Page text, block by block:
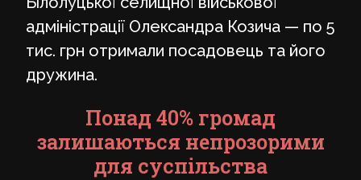
адміністрації Олександра Козича — по 5
тис. грн отримали посадовець та його
дружина.
Понад 40% громад
залишаються непрозорими
для суспільства